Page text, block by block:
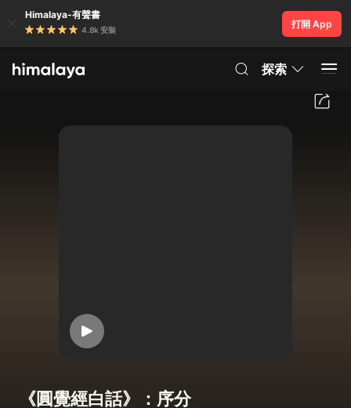
Himalaya-有聲書
4.8k 安裝
打開 App
探索
《圓覺經白話》：序分